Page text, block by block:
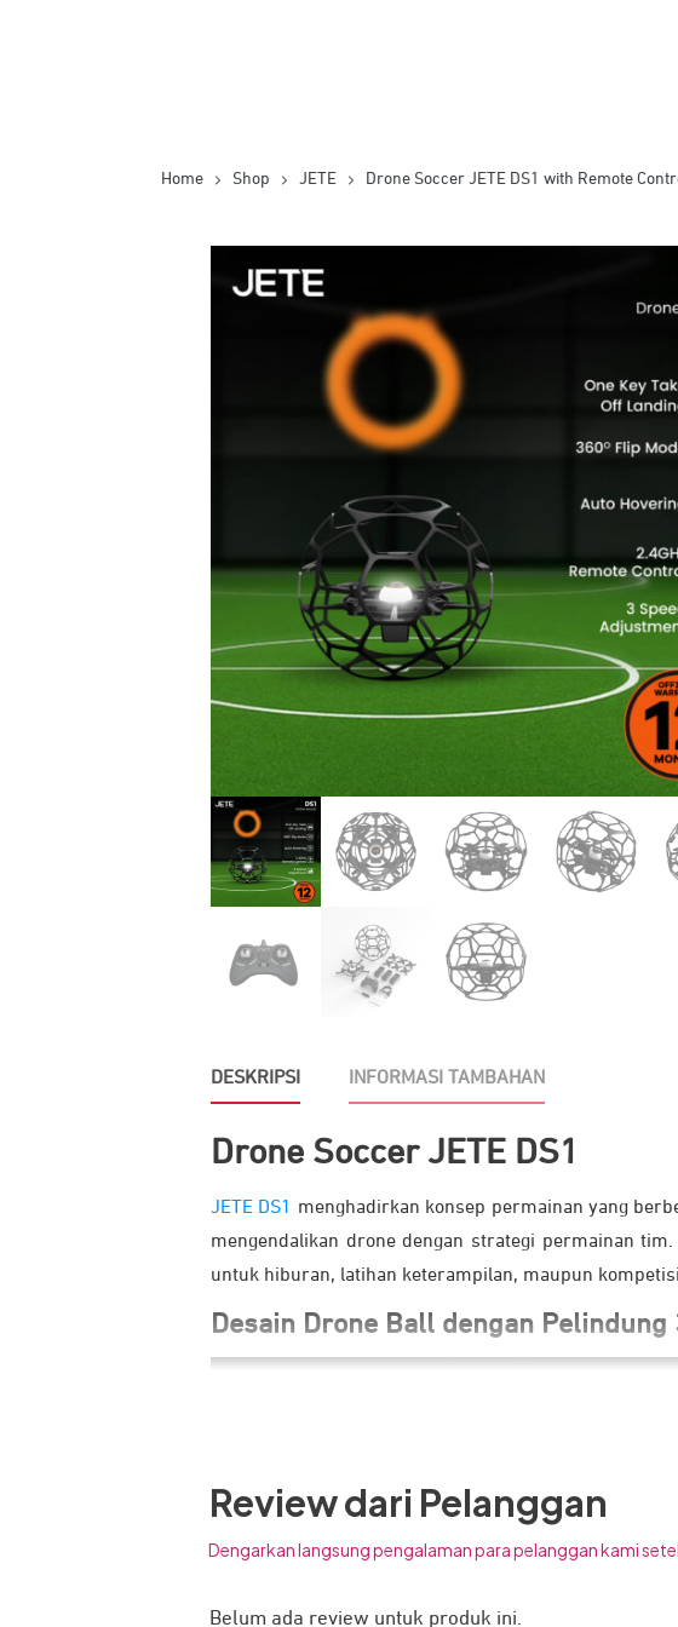
Home Shop JETE Drone Soccer JETE DS1 with Remote
DESKRIPSI INFORMASI TAMBAHAN
Drone Soccer JETE DS1
JETE DS1
menghadirkan konsep permainan yang
mengendalikan drone dengan strategi permainan
untuk hiburan, latihan keterampilan, maupun
Desain Drone Ball dengan Pelindung
Review dari Pelanggan
Dengarkan langsung pengalaman para pelanggan kami
Belum ada review untuk produk ini.